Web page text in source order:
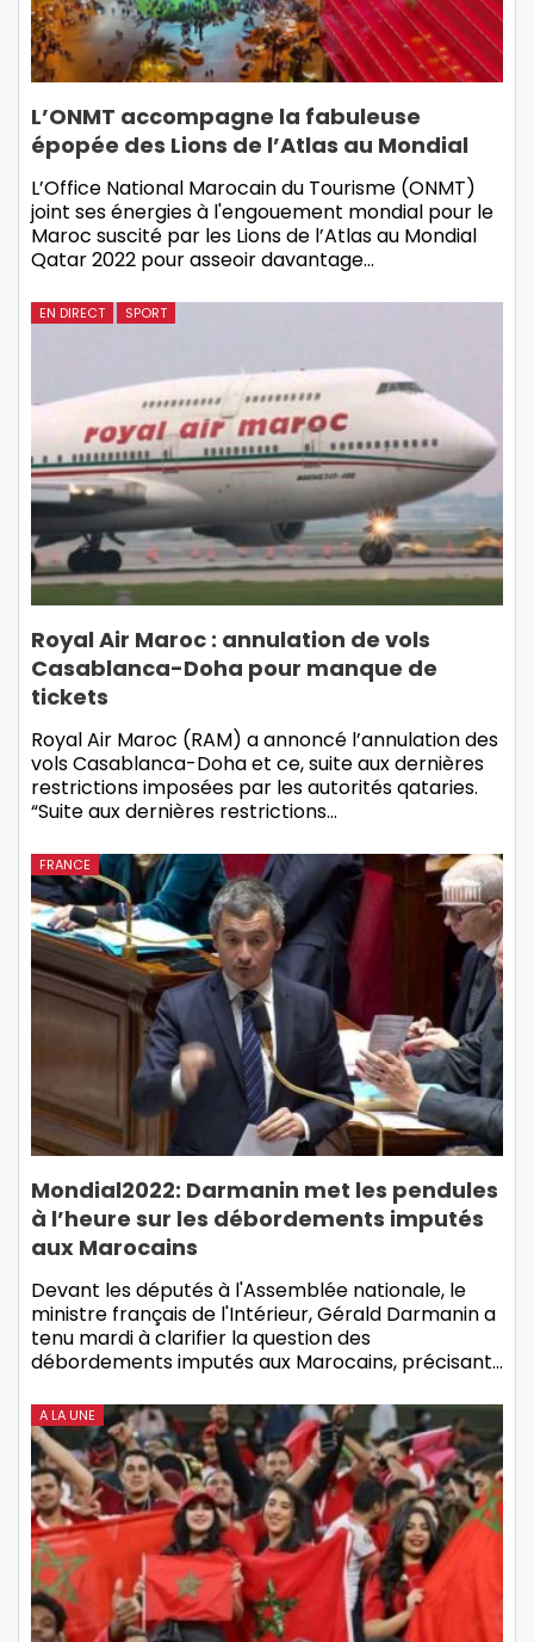
L’ONMT accompagne la fabuleuse
épopée des Lions de l’Atlas au Mondial
L’Office National Marocain du Tourisme (ONMT)
joint ses énergies à l'engouement mondial pour le
Maroc suscité par les Lions de l’Atlas au Mondial
Qatar 2022 pour asseoir davantage…
EN DIRECT SPORT
Royal Air Maroc : annulation de vols
Casablanca-Doha pour manque de
tickets
Royal Air Maroc (RAM) a annoncé l’annulation des
vols Casablanca-Doha et ce, suite aux dernières
restrictions imposées par les autorités qataries.
“Suite aux dernières restrictions…
FRANCE
Mondial2022: Darmanin met les pendules
à l’heure sur les débordements imputés
aux Marocains
Devant les députés à l'Assemblée nationale, le
ministre français de l'Intérieur, Gérald Darmanin a
tenu mardi à clarifier la question des
débordements imputés aux Marocains, précisant…
A LA UNE